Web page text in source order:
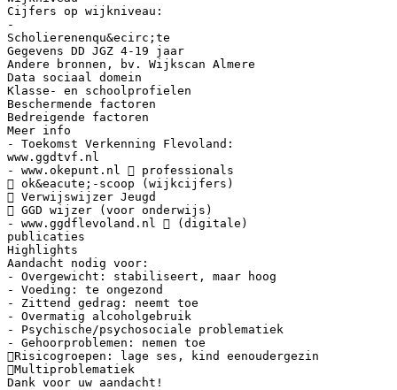
Cijfers op wijkniveau:
-
Scholierenenqu&ecirc;te
Gegevens DD JGZ 4-19 jaar
Andere bronnen, bv. Wijkscan Almere
Data sociaal domein
Klasse- en schoolprofielen
Beschermende factoren
Bedreigende factoren
Meer info
- Toekomst Verkenning Flevoland:
www.ggdtvf.nl
- www.okepunt.nl  professionals
 ok&eacute;-scoop (wijkcijfers)
 Verwijswijzer Jeugd
 GGD wijzer (voor onderwijs)
- www.ggdflevoland.nl  (digitale)
publicaties
Highlights
Aandacht nodig voor:
- Overgewicht: stabiliseert, maar hoog
- Voeding: te ongezond
- Zittend gedrag: neemt toe
- Overmatig alcoholgebruik
- Psychische/psychosociale problematiek
- Gehoorproblemen: nemen toe
Risicogroepen: lage ses, kind eenoudergezin
Multiproblematiek
Dank voor uw aandacht!